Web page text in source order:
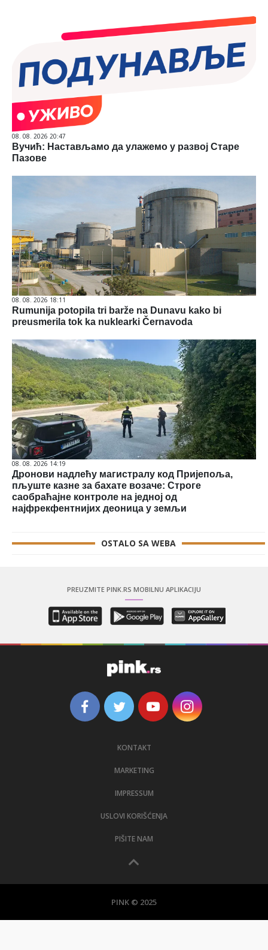
08. 08. 2026 20:47
Вучић: Настављамо да улажемо у развој Старе
Пазове
08. 08. 2026 18:11
Rumunija potopila tri barže na Dunavu kako bi
preusmerila tok ka nuklearki Černavoda
08. 08. 2026 14:19
Дронови надлећу магистралу код Пријепоља,
пљуште казне за бахате возаче: Строге
саобраћајне контроле на једној од
најфрекфентнијих деоница у земљи
OSTALO SA WEBA
PREUZMITE PINK.RS MOBILNU APLIKACIJU
KONTAKT
MARKETING
IMPRESSUM
USLOVI KORIŠĆENJA
PIŠITE NAM
PINK © 2025